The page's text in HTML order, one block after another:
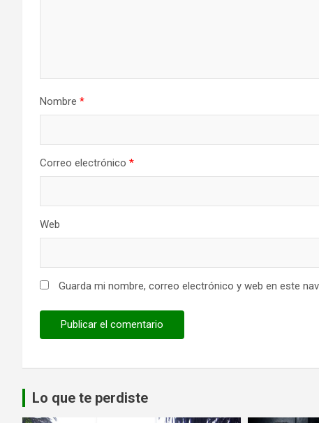
Nombre *
Correo electrónico *
Web
Guarda mi nombre, correo electrónico y web en este
Lo que te perdiste